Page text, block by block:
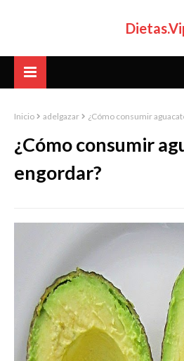
Inicio adelgazar ¿Cómo consumir
¿Cómo consumir
engordar?